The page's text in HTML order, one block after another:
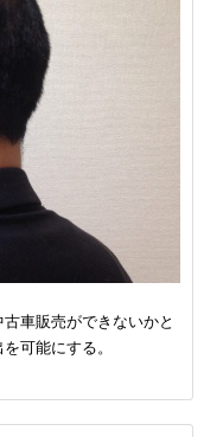
車販売ができないかと
可能にする。